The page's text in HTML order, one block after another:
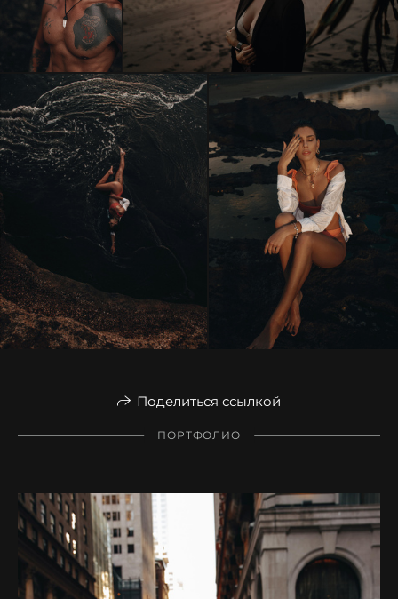
Поделиться ссылкой
ПОРТФОЛИО